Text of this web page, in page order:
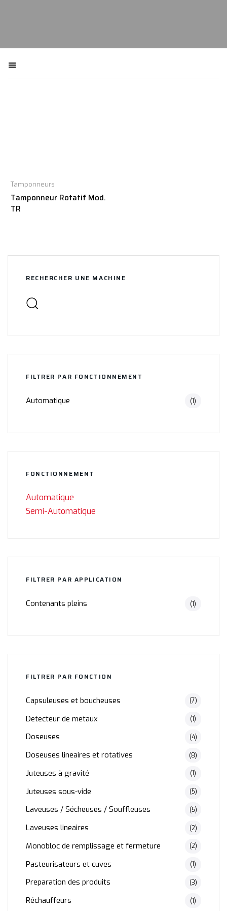
Tamponneurs
Tamponneur Rotatif Mod.
TR
RECHERCHER UNE MACHINE
FILTRER PAR FONCTIONNEMENT
Automatique (1)
FONCTIONNEMENT
Automatique
Semi-Automatique
FILTRER PAR APPLICATION
Contenants pleins (1)
FILTRER PAR FONCTION
Capsuleuses et boucheuses (7)
Detecteur de metaux (1)
Doseuses (4)
Doseuses lineaires et rotatives (8)
Juteuses à gravité (1)
Juteuses sous-vide (5)
Laveuses / Sécheuses / Souffleuses (5)
Laveuses lineaires (2)
Monobloc de remplissage et fermeture (2)
Pasteurisateurs et cuves (1)
Preparation des produits (3)
Réchauffeurs (1)